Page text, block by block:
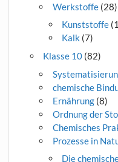
Werkstoffe(28)
Kunststoffe
Kalk (7)
Klasse 10 (82)
chemische
Ernährung(8)
Ordnung der
Chemisches
Prozesse in
Die